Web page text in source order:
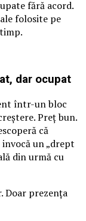
fără acord.
folosite pe
dar ocupat
într-un bloc
Preț bun.
că
un „drept
din urmă cu
Doar prezența